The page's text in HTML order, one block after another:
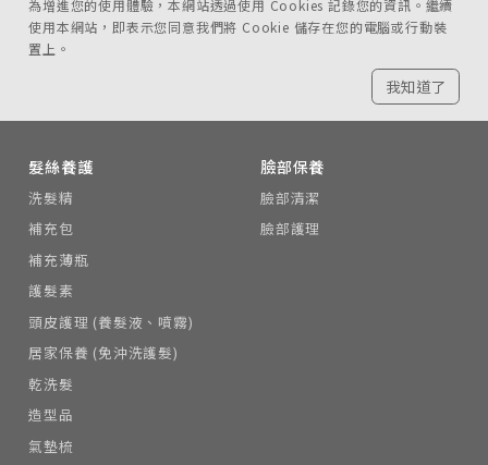
為增進您的使用體驗，本網站透過使用 Cookies 記錄您的資訊。繼續
使用本網站，即表示您同意我們將 Cookie 儲存在您的電腦或行動裝
置上。
我知道了
髮絲養護
洗髮精
補充包
補充薄瓶
護髮素
頭皮護理 (養髮液、噴霧)
居家保養 (免沖洗護髮)
乾洗髮
造型品
氣墊梳
臉部保養
臉部清潔
臉部護理